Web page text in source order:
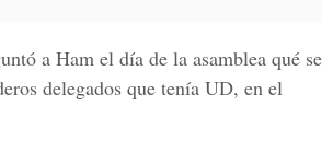
a Ham el día de la asamblea qué se
delegados que tenía UD, en el